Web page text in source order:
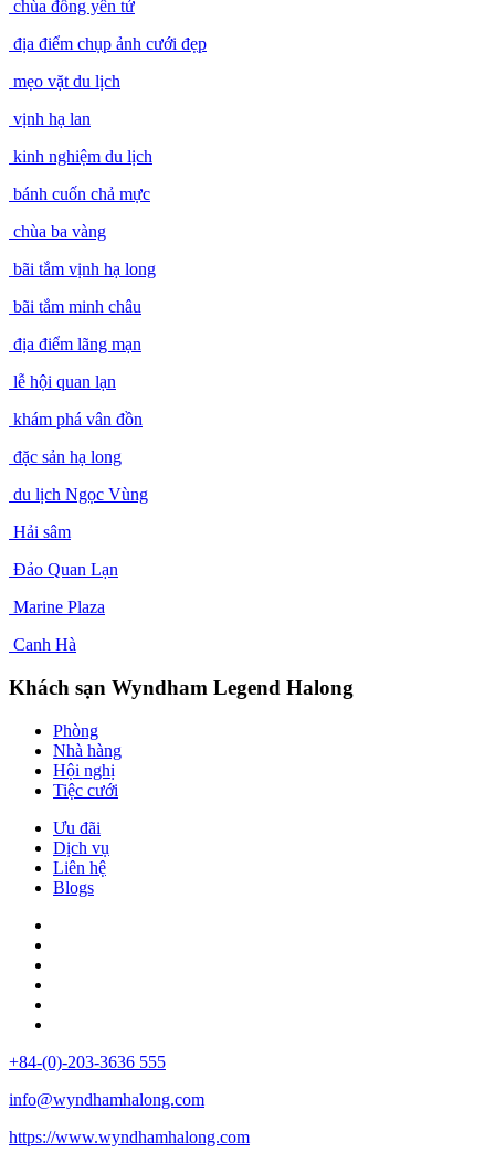
chùa đồng yên tử
địa điểm chụp ảnh cưới đẹp
mẹo vặt du lịch
vịnh hạ lan
kinh nghiệm du lịch
bánh cuốn chả mực
chùa ba vàng
bãi tắm vịnh hạ long
bãi tắm minh châu
địa điểm lãng mạn
lễ hội quan lạn
khám phá vân đồn
đặc sản hạ long
du lịch Ngọc Vùng
Hải sâm
Đảo Quan Lạn
Marine Plaza
Canh Hà
Khách sạn Wyndham Legend Halong
Phòng
Nhà hàng
Hội nghị
Tiệc cưới
Ưu đãi
Dịch vụ
Liên hệ
Blogs
+84-(0)-203-3636 555
info@wyndhamhalong.com
https://www.wyndhamhalong.com